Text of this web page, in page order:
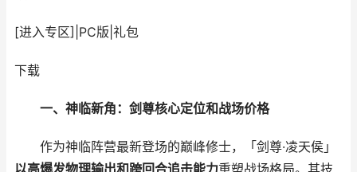
[进入专区] PC版 礼包
下载
一、神临新角：剑尊核心定位和战场价格
作为神临阵营最新登场的巅峰修士，「剑尊·凌天侯」